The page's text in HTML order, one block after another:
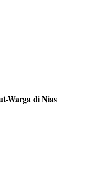
Warga di Nias